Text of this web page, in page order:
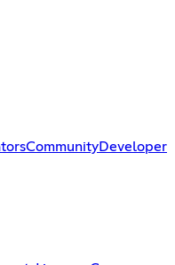
CommunityDeveloper